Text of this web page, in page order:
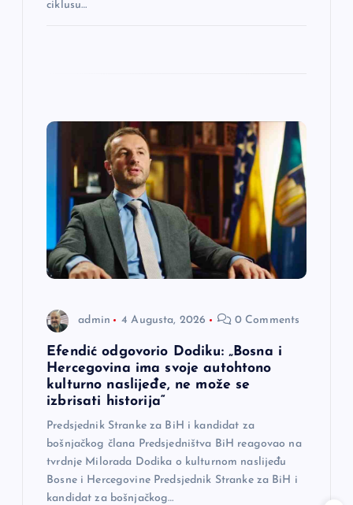
ciklusu…
admin 4 Augusta, 2026 0 Comments
Efendić odgovorio Dodiku: „Bosna i
Hercegovina ima svoje autohtono
kulturno naslijeđe, ne može se
izbrisati historija“
Predsjednik Stranke za BiH i kandidat za
bošnjačkog člana Predsjedništva BiH reagovao na
tvrdnje Milorada Dodika o kulturnom naslijeđu
Bosne i Hercegovine Predsjednik Stranke za BiH i
kandidat za bošnjačkog…